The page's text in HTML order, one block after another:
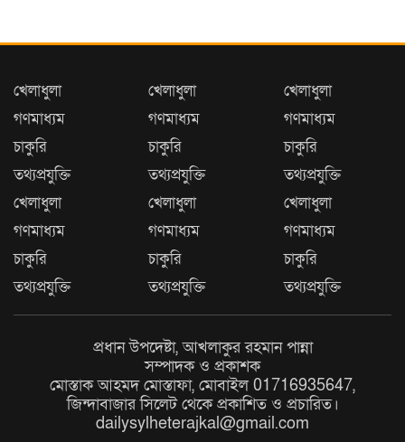
জুলাই সনদ অক্ষরে অক্ষরে
বাস্তবায়নের প্রতিশ্রুতি দিলেও ক্ষমতা
গ্রহনের পর তা ভুলে গেছেন প্রধানমন্ত্রী
—অধ্যক্ষ নজরুল ইসলাম
বিশ্বনাথে জুলাই দিবস উপলক্ষে
গণমিছিল বাস্তবায়নে থানার অফিসার
ইনচার্জের সঙ্গে ১১ দলীয় ঐক্যের
মতবিনিময়
সহকারী অধ্যাপক (পিডিয়াট্রিক্স) পদে
পদোন্নতি পেলেন মানবিক চিকিৎসক
ডা. মো. আজিজুল ইসলাম
খেলাধুলা
গণমাধ্যম
চাকুরি
তথ্যপ্রযুক্তি
খেলাধুলা
গণমাধ্যম
চাকুরি
তথ্যপ্রযুক্তি
খেলাধুলা
গণমাধ্যম
চাকুরি
তথ্যপ্রযুক্তি
খেলাধুলা
গণমাধ্যম
চাকুরি
তথ্যপ্রযুক্তি
খেলাধুলা
গণমাধ্যম
চাকুরি
তথ্যপ্রযুক্তি
খেলাধুলা
গণমাধ্যম
চাকুরি
তথ্যপ্রযুক্তি
প্রধান উপদেষ্টা, আখলাকুর রহমান পান্না
সম্পাদক ও প্রকাশক
মোস্তাক আহমদ মোস্তাফা, মোবাইল 01716935647,
জিন্দাবাজার সিলেট থেকে প্রকাশিত ও প্রচারিত।
dailysylheterajkal@gmail.com